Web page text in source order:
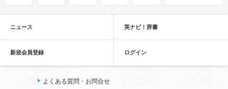
ニュース 英ナビ！辞書
新規会員登録 ログイン
よくある質問・お問合せ